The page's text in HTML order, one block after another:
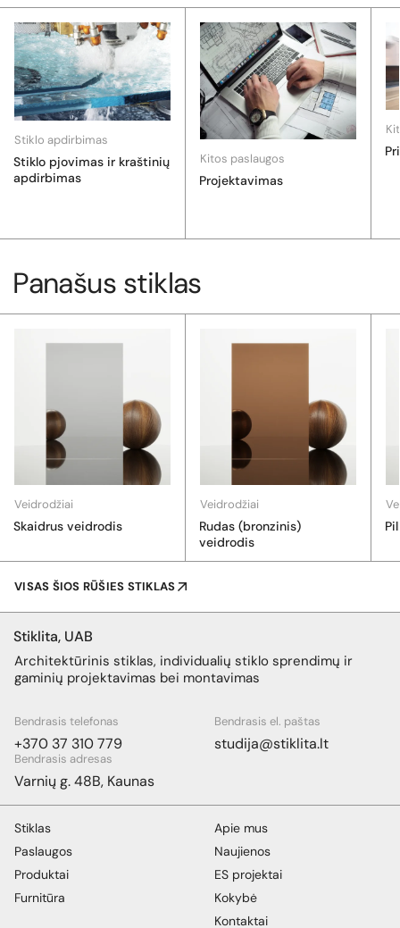
Stiklo apdirbimas
Stiklo pjovimas ir kraštinių
apdirbimas
Kitos paslaugos
Projektavimas
Panašus stiklas
Veidrodžiai
Skaidrus veidrodis
Veidrodžiai
Rudas (bronzinis)
veidrodis
VISAS ŠIOS RŪŠIES STIKLAS
Stiklita, UAB
Architektūrinis stiklas, individualių stiklo sprendimų ir
gaminių projektavimas bei montavimas
Bendrasis telefonas
+370 37 310 779
Bendrasis el. paštas
studija@stiklita.lt
Bendrasis adresas
Varnių g. 48B, Kaunas
Stiklas
Paslaugos
Produktai
Furnitūra
Apie mus
Naujienos
ES projektai
Kokybė
Kontaktai